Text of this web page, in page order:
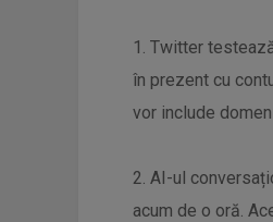
1. Twitter
în prezent cu
vor include
2. AI-ul
acum de o oră.